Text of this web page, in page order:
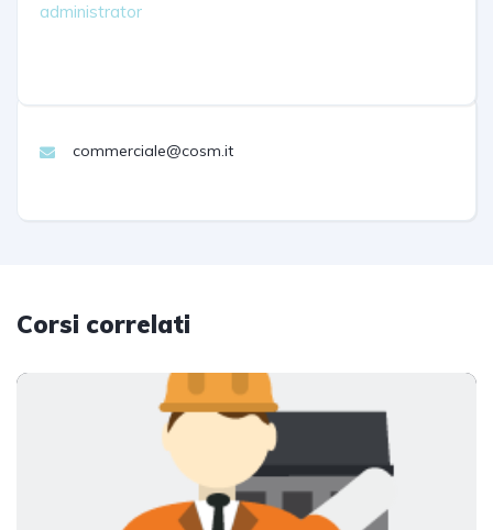
administrator
commerciale@cosm.it
Corsi correlati